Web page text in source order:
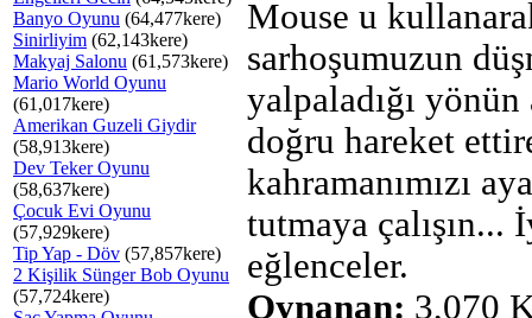
Banyo Oyunu (64,477kere)
Sinirliyim (62,143kere)
Makyaj Salonu (61,573kere)
Mario World Oyunu
(61,017kere)
Amerikan Guzeli Giydir
(58,913kere)
Dev Teker Oyunu
(58,637kere)
Çocuk Evi Oyunu
(57,929kere)
Tip Yap - Döv (57,857kere)
2 Kişilik Sünger Bob Oyunu
(57,724kere)
Mouse u
sarhoşumuzun
yalpaladığı yönün
doğru hareket
kahramanımızı
tutmaya çalışın...
eğlenceler.
Oynanan: 3,070